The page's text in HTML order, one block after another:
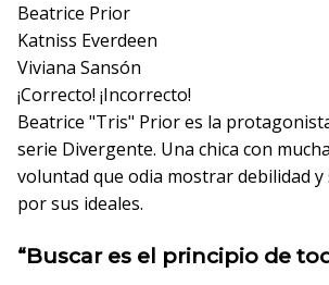
Beatrice Prior
Katniss Everdeen
Viviana Sansón
¡Correcto! ¡Incorrecto!
Beatrice "Tris" Prior es la
serie Divergente. Una chica con
voluntad que odia mostrar debilidad y
por sus ideales.
“Buscar es el principio de